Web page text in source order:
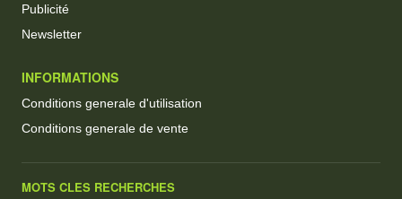
Publicité
Newsletter
INFORMATIONS
Conditions generale d'utilisation
Conditions generale de vente
MOTS CLES RECHERCHES